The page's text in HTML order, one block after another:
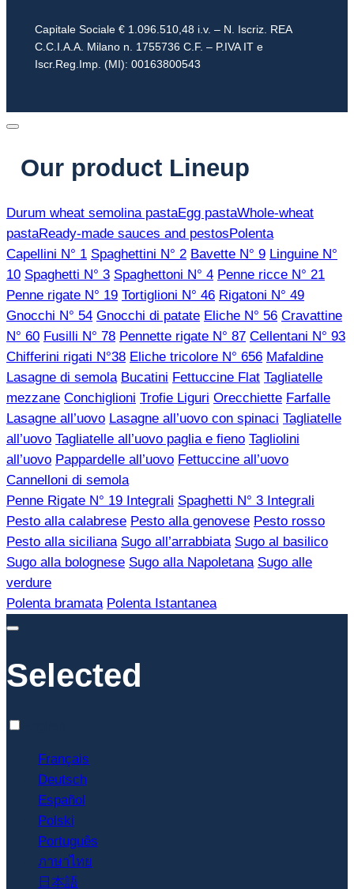
Capitale Sociale € 1.096.510,48 i.v. – N. Iscriz. REA
C.C.I.A.A. Milano n. 1755736 C.F. – P.IVA IT e
Iscr.Reg.Imp. (MI): 00163800543
Our product Lineup
Durum wheat semolina pastaEgg pastaWhole-wheat
pastaReady-made sauces and pestosPolenta
Capellini N° 1 Spaghettini N° 2 Bavette N° 9 Linguine N°
10 Spaghetti N° 3 Spaghettoni N° 4 Penne ricce N° 21
Penne rigate N° 19 Tortiglioni N° 46 Rigatoni N° 49
Gnocchi N° 54 Gnocchi di patate Eliche N° 56 Cravattine
N° 60 Fusilli N° 78 Pennette rigate N° 87 Cellentani N° 93
Chifferini rigati N°38 Eliche tricolore N° 656 Mafaldine
Lasagne di semola Bucatini Fettuccine Flat Tagliatelle
mezzane Conchiglioni Trofie Liguri Orecchiette Farfalle
Lasagne all’uovo Lasagne all’uovo con spinaci Tagliatelle
all’uovo Tagliatelle all’uovo paglia e fieno Tagliolini
all’uovo Pappardelle all’uovo Fettuccine all’uovo
Cannelloni di semola
Penne Rigate N° 19 Integrali Spaghetti N° 3 Integrali
Pesto alla calabrese Pesto alla genovese Pesto rosso
Pesto alla siciliana Sugo all’arrabbiata Sugo al basilico
Sugo alla bolognese Sugo alla Napoletana Sugo alle
verdure
Polenta bramata Polenta Istantanea
Selected
Français
Deutsch
Español
Polski
Português
ภาษาไทย
日本語